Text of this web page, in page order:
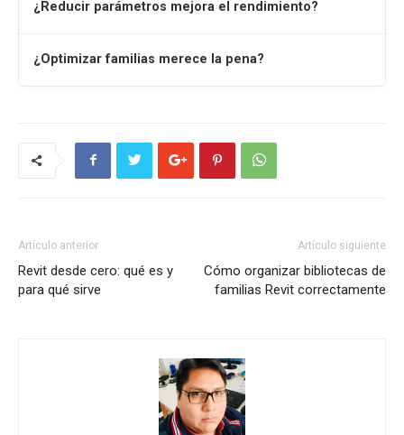
¿Reducir parámetros mejora el rendimiento?
¿Optimizar familias merece la pena?
Artículo anterior
Revit desde cero: qué es y
para qué sirve
Artículo siguiente
Cómo organizar bibliotecas de
familias Revit correctamente